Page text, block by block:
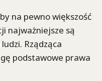
na pewno większość
najważniejsze są
Rządząca
podstawowe prawa